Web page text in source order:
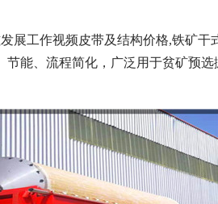
展工作视频皮带及结构价格,铁矿干
能、流程简化，广泛用于贫矿预